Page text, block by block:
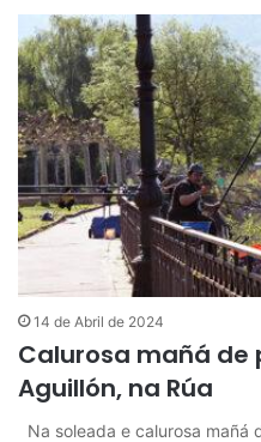
14 de Abril de 2024
Calurosa mañá de
Aguillón, na Rúa
Na soleada e calurosa mañá